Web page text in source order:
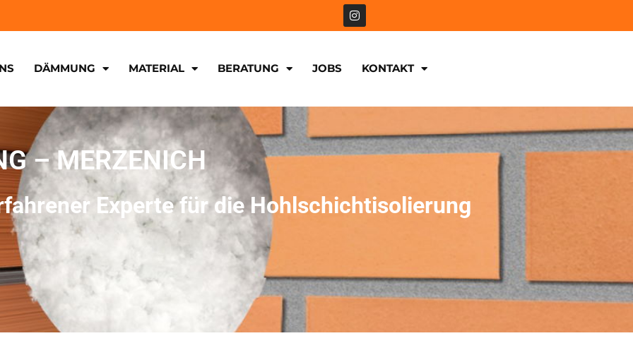
DÄMMUNG MATERIAL BERATUNG JOBS KONTAKT
– MERZENICH
Experte für die Hohlschichtisolierung